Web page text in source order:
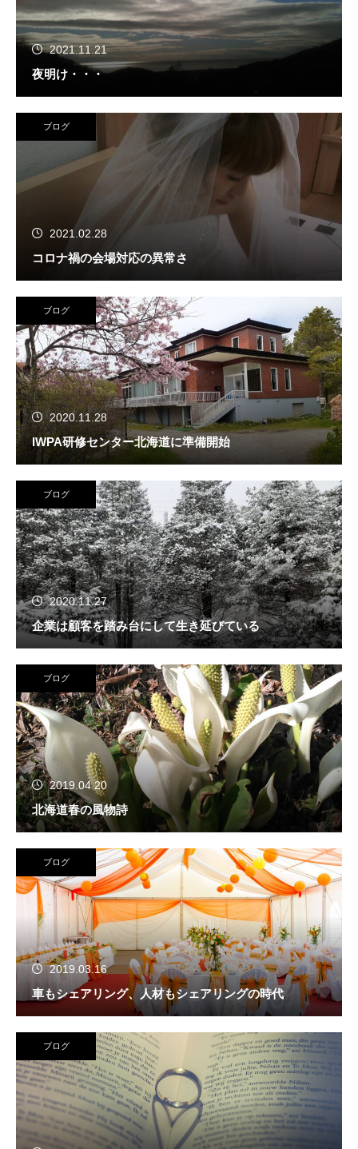
2021.11.21
夜明け・・・
ブログ
2021.02.28
コロナ禍の会場対応の異常さ
ブログ
2020.11.28
IWPA研修センター北海道に準備開始
ブログ
2020.11.27
企業は顧客を踏み台にして生き延びている
ブログ
2019.04.20
北海道春の風物詩
ブログ
2019.03.16
車もシェアリング、人材もシェアリングの時代
ブログ